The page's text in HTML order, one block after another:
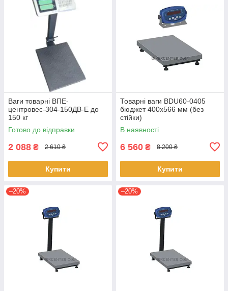
Ваги товарні ВПЕ-
центровес-304-150ДВ-Е до
150 кг
Готово до відправки
2 088 ₴ 2 610 ₴
Купити
Товарні ваги BDU60-0405
бюджет 400х566 мм (без
стійки)
В наявності
6 560 ₴ 8 200 ₴
Купити
–20% –20%